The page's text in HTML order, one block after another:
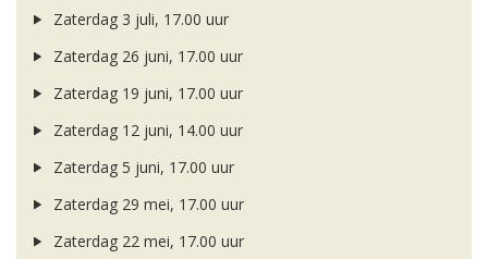
Zaterdag 3 juli, 17.00 uur
Zaterdag 26 juni, 17.00 uur
Zaterdag 19 juni, 17.00 uur
Zaterdag 12 juni, 14.00 uur
Zaterdag 5 juni, 17.00 uur
Zaterdag 29 mei, 17.00 uur
Zaterdag 22 mei, 17.00 uur